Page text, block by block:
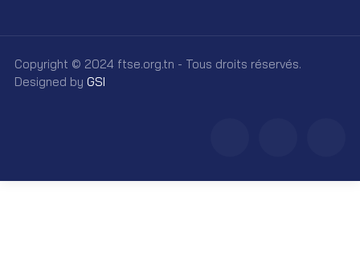
Copyright © 2024 ftse.org.tn - Tous droits réservés.
Designed by GSI